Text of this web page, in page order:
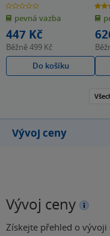
0.0
z
5
hvězdiček
pevná vazba
447 Kč
Běžně499 Kč
Do košíku
5.0
z
5
Vývoj ceny
Vývoj ceny
Získejte přehled o vývoji